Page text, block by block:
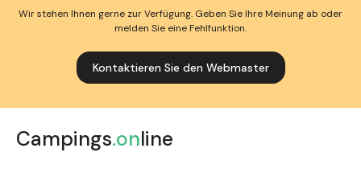
Wir stehen Ihnen gerne zur Verfügung. Geben Sie Ihre Meinung ab oder
melden Sie eine Fehlfunktion.
Kontaktieren Sie den Webmaster
Campings.online